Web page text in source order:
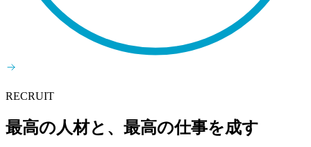
RECRUIT
最高の人材と、最高の仕事を成す